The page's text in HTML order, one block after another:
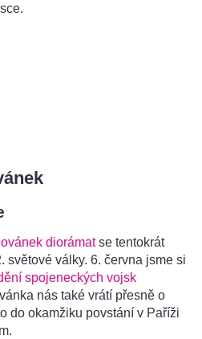
diorámatse tentokrát
světové války. 6. června jsme si
spojeneckých vojsk
nás také vrátí přesně o
do okamžiku povstání v Paříži